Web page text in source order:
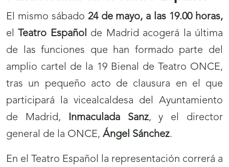
El mismo sábado 24 de mayo, a las 19.00 horas,
el
Teatro Español de Madrid acogerá la última
de las funciones que han formado parte del
amplio cartel de la 19 Bienal de Teatro ONCE,
tras un pequeño acto de clausura en el que
participará la vicealcaldesa del Ayuntamiento
de Madrid,
Inmaculada Sanz, y el director
general de la ONCE, Ángel Sánchez.
En el Teatro Español la representación correrá a